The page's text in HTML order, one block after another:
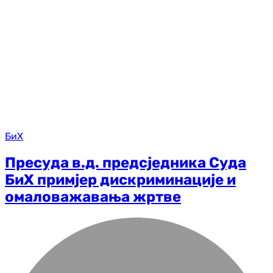
БиХ
Пресуда в.д. предсједника Суда
БиХ примјер дискриминације и
омаловажавања жртве